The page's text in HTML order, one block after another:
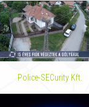
Police-SECurity Kft.